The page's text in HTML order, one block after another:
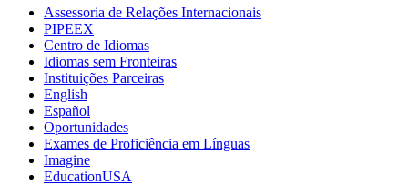
Assessoria de Relações Internacionais
PIPEEX
Centro de Idiomas
Idiomas sem Fronteiras
Instituições Parceiras
English
Español
Oportunidades
Exames de Proficiência em Línguas
Imagine
EducationUSA